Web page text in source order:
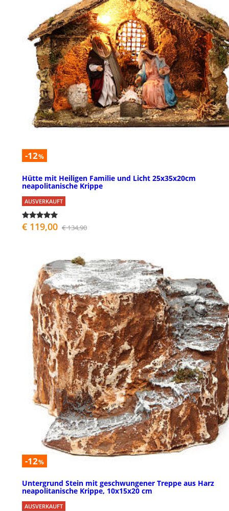
-12%
Hütte mit Heiligen Familie und Licht 25x35x20cm
neapolitanische Krippe
AUSVERKAUFT
€ 119,00 € 134,90
-12%
Untergrund Stein mit geschwungener Treppe aus Harz
neapolitanische Krippe, 10x15x20 cm
AUSVERKAUFT